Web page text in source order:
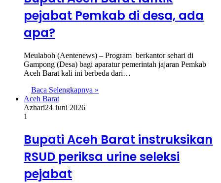
pejabat Pemkab di desa, ada
apa?
Meulaboh (Aentenews) – Program berkantor sehari di
Gampong (Desa) bagi aparatur pemerintah jajaran Pemkab
Aceh Barat kali ini berbeda dari…
Baca Selengkapnya »
Aceh Barat
Azhari24 Juni 2026
1
Bupati Aceh Barat instruksikan
RSUD periksa urine seleksi
pejabat